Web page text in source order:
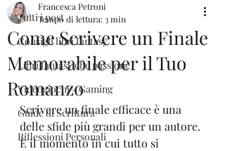
Tutti i post
Consigli libri fantasy
Libri fantasy che passione
Videogiochi - Gaming
Guide di Scrittura
Riflessioni Personali
Come Scrivere un Finale
Memorabile per il Tuo
Romanzo
Francesca Petroni
Tempo di lettura: 3 min
Scrivere un finale efficace è una
delle sfide più grandi per un autore.
È il momento in cui tutto si